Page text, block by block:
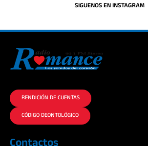
SIGUENOS EN INSTAGRAM
RENDICIÓN DE CUENTAS
CÓDIGO DEONTOLÓGICO